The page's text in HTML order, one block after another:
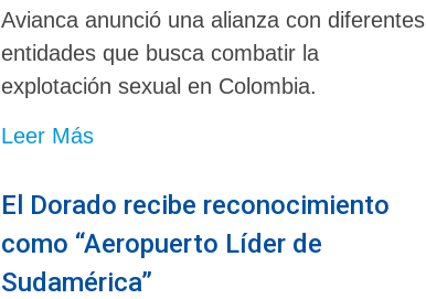
Avianca anunció una alianza con diferentes
entidades que busca combatir la
explotación sexual en Colombia.
Leer Más
El Dorado recibe reconocimiento
como “Aeropuerto Líder de
Sudamérica”